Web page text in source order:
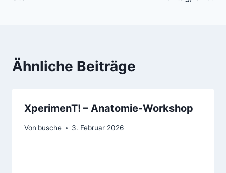
Ähnliche Beiträge
XperimenT! – Anatomie-Workshop
Von busche 3. Februar 2026